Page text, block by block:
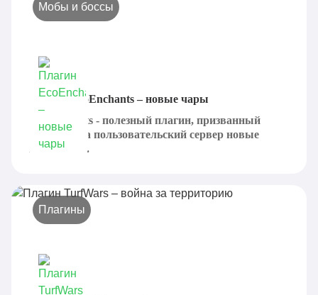
Мобы и боссы
Плагин EcoEnchants – новые чары
EcoEnchants - полезный плагин, призванный
добавить на пользовательский сервер новые
варианты...
Плагины